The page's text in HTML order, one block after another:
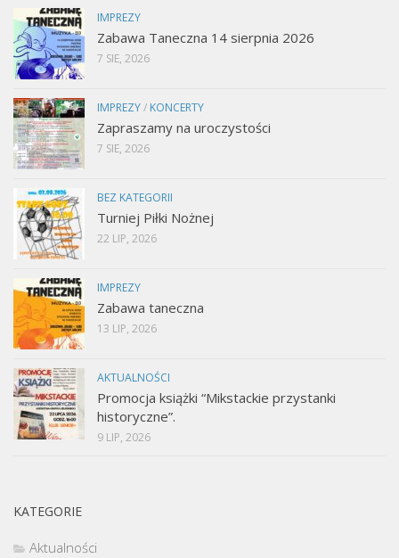
IMPREZY
Zabawa Taneczna 14 sierpnia 2026
7 SIE, 2026
IMPREZY/ KONCERTY
Zapraszamy na uroczystości
7 SIE, 2026
BEZ KATEGORII
Turniej Piłki Nożnej
22 LIP, 2026
IMPREZY
Zabawa taneczna
13 LIP, 2026
AKTUALNOŚCI
Promocja książki “Mikstackie przystanki
historyczne”.
9 LIP, 2026
KATEGORIE
Aktualności